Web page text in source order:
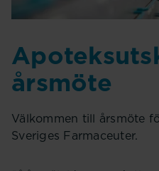
årsmöte
Välkommen till årsmöte
Sveriges Farmaceuter.